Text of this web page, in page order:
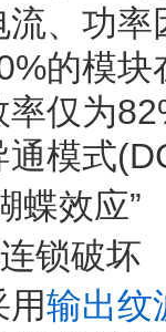
、功
的模
仅为
模式
蝶效应”
锁破坏
输出纹